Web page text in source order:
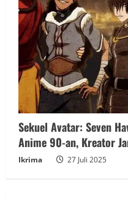
Sekuel Avatar: Seven
Anime 90-an, Kreator
Ikrima 27 Juli 2025